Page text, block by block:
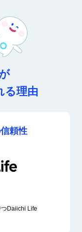
る理由
頼性
Daiichi Life